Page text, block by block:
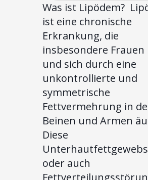
Was ist Lipödem?
ist eine chronische
Erkrankung, die
insbesondere
und sich durch eine
unkontrollierte und
symmetrische
Fettvermehrung in
Beinen und Armen
Diese
oder auch